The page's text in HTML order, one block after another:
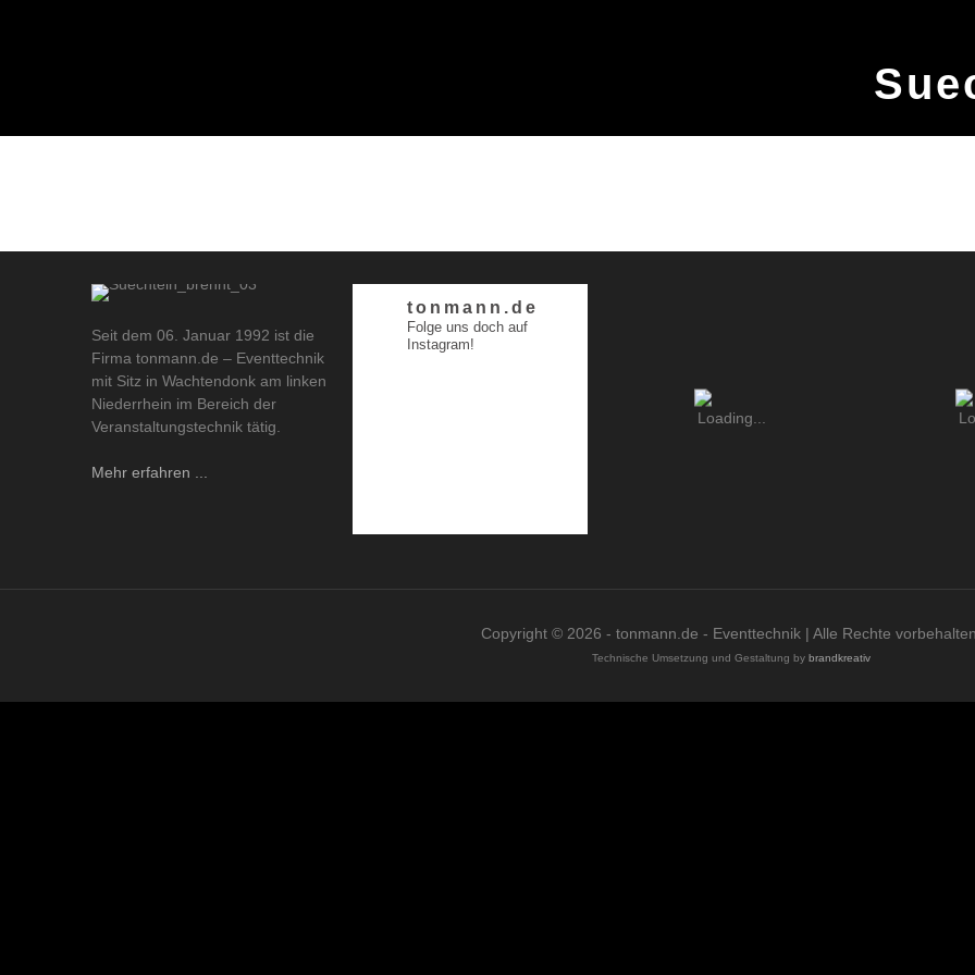
Seit dem 06. Januar 1992 ist die
Firma tonmann.de – Eventtechnik
mit Sitz in Wachtendonk am linken
Niederrhein im Bereich der
Veranstaltungstechnik tätig.
Mehr erfahren ...
tonmann.de
Folge uns doch auf
Instagram!
Copyright © 2026 - tonmann.de - Eventtechnik | Alle Rechte vorbehalten.
Technische Umsetzung und Gestaltung by brandkreativ